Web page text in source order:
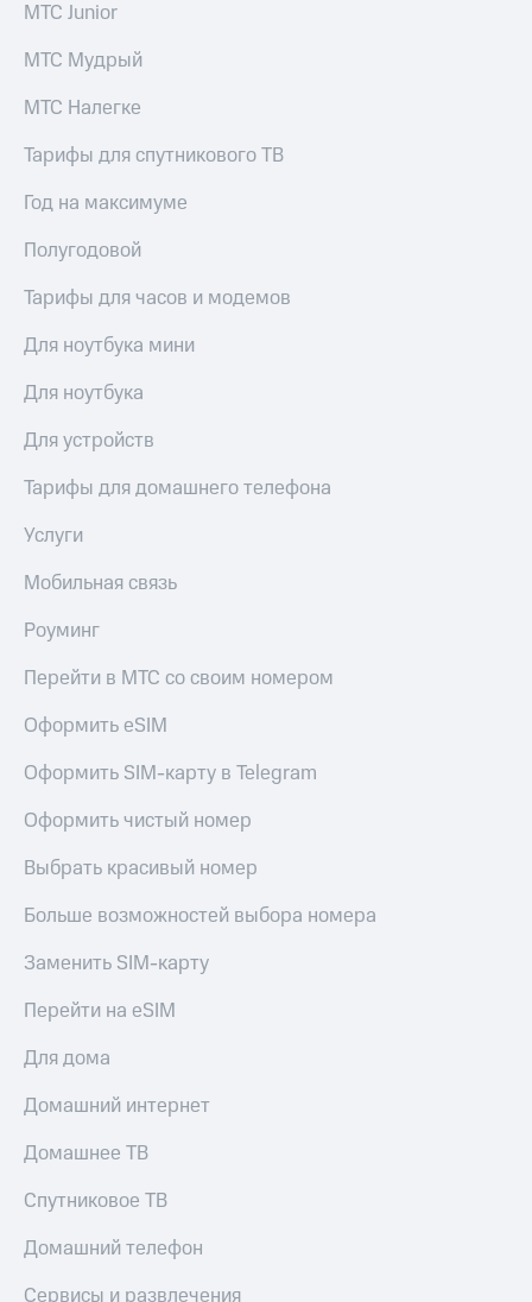
МТС Junior
МТС Мудрый
МТС Налегке
Тарифы для спутникового ТВ
Год на максимуме
Полугодовой
Тарифы для часов и модемов
Для ноутбука мини
Для ноутбука
Для устройств
Тарифы для домашнего телефона
Услуги
Мобильная связь
Роуминг
Перейти в МТС со своим номером
Оформить eSIM
Оформить SIM-карту в Telegram
Оформить чистый номер
Выбрать красивый номер
Больше возможностей выбора номера
Заменить SIM-карту
Перейти на eSIM
Для дома
Домашний интернет
Домашнее ТВ
Спутниковое ТВ
Домашний телефон